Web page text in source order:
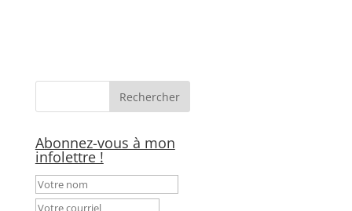
Abonnez-vous à mon
infolettre !